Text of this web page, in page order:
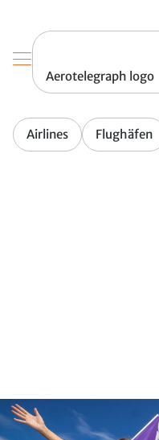
Aerotelegraph logo
Airlines Flughäfen